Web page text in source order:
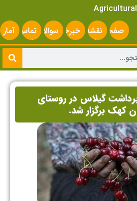
صفحه
اصلی
نقشه
سایت
خبرخوانسوالات
متداول
تماس
با ما
آمار
گیلاس در روستای
کهک برگزار شد.